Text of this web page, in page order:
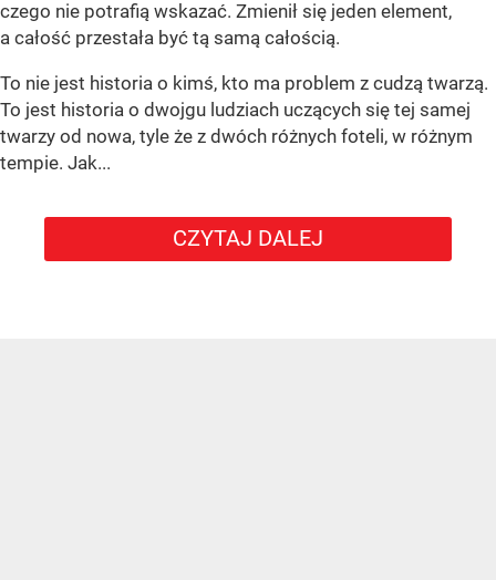
czego nie potrafią wskazać. Zmienił się jeden element,
a całość przestała być tą samą całością.
To nie jest historia o kimś, kto ma problem z cudzą twarzą.
To jest historia o dwojgu ludziach uczących się tej samej
twarzy od nowa, tyle że z dwóch różnych foteli, w różnym
tempie. Jak...
CZYTAJ DALEJ